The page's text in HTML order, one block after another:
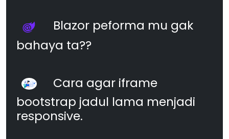
Blazor peforma mu gak
bahaya ta??
Cara agar iframe
bootstrap jadul lama menjadi
responsive.